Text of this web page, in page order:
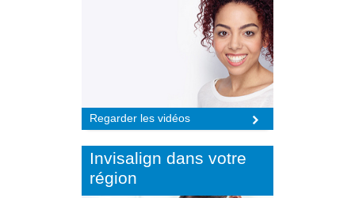
Regarder les vidéos
Invisalign dans votre
région